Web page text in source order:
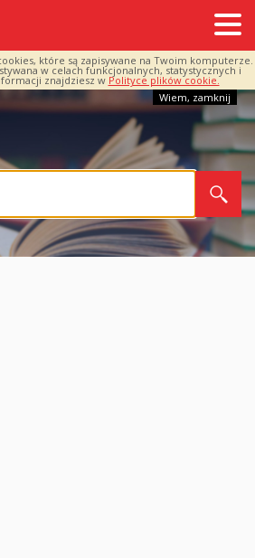
które są zapisywane na Twoim komputerze.
w celach funkcjonalnych, statystycznych i
znajdziesz w Polityce plików cookie.
Wiem, zamknij